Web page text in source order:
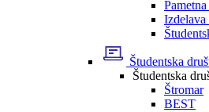
Študentska
Študentska
Štromar
BEST